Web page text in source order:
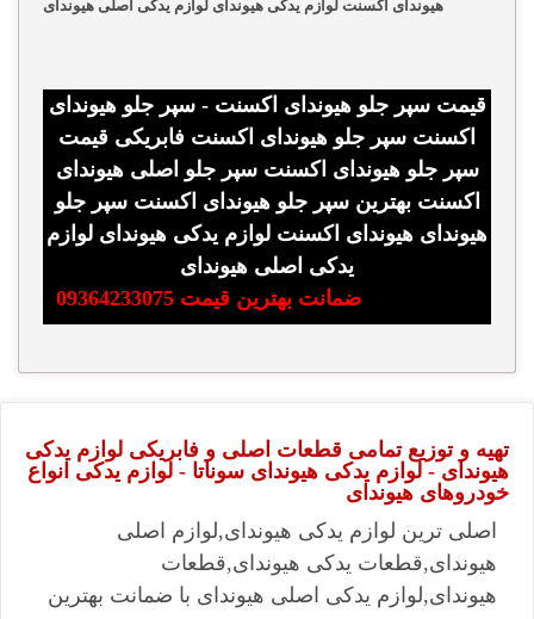
هیوندای اکسنت لوازم یدکی هیوندای لوازم یدکی اصلی هیوندای
قیمت سپر جلو هیوندای اکسنت - سپر جلو هیوندای
اکسنت سپر جلو هیوندای اکسنت فابریکی قیمت
سپر جلو هیوندای اکسنت سپر جلو اصلی هیوندای
اکسنت بهترین سپر جلو هیوندای اکسنت سپر جلو
هیوندای هیوندای اکسنت لوازم یدکی هیوندای لوازم
یدکی اصلی هیوندای
ضمانت بهترین قیمت 09364233075
تهیه و توزیع تمامی قطعات اصلی و فابریکی لوازم یدکی
هیوندای - لوازم یدکی هیوندای سوناتا - لوازم یدکی انواع
خودروهای هیوندای
اصلی ترین لوازم یدکی هیوندای,لوازم اصلی
هیوندای,قطعات یدکی هیوندای,قطعات
هیوندای,لوازم یدکی اصلی هیوندای با ضمانت بهترین